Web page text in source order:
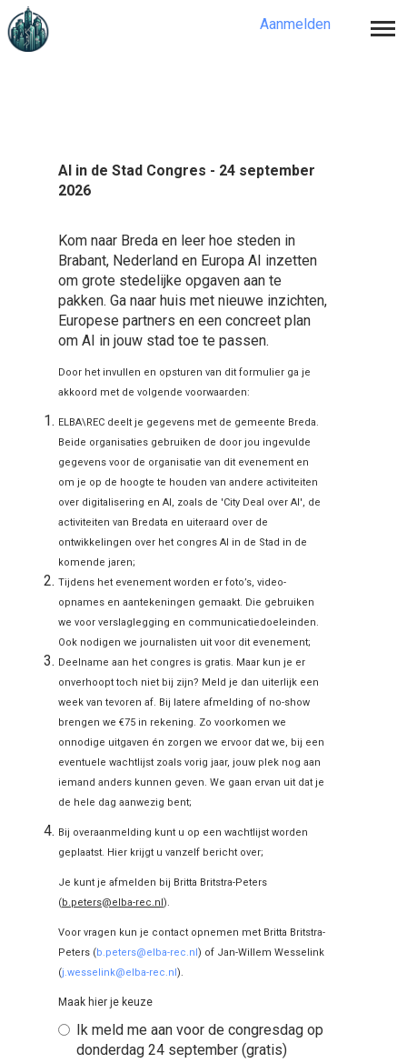
Aanmelden
AI in de Stad Congres - 24 september
2026
Kom naar Breda en leer hoe steden in
Brabant, Nederland en Europa AI inzetten
om grote stedelijke opgaven aan te
pakken. Ga naar huis met nieuwe inzichten,
Europese partners en een concreet plan
om AI in jouw stad toe te passen.
Door het invullen en opsturen van dit formulier ga je
akkoord met de volgende voorwaarden:
ELBA\REC deelt je gegevens met de gemeente Breda.
Beide organisaties gebruiken de door jou ingevulde
gegevens voor de organisatie van dit evenement en
om je op de hoogte te houden van andere activiteiten
over digitalisering en AI, zoals de 'City Deal over AI', de
activiteiten van Bredata en uiteraard over de
ontwikkelingen over het congres AI in de Stad in de
komende jaren;
Tijdens het evenement worden er foto’s, video-
opnames en aantekeningen gemaakt. Die gebruiken
we voor verslaglegging en communicatiedoeleinden.
Ook nodigen we journalisten uit voor dit evenement;
Deelname aan het congres is gratis. Maar kun je er
onverhoopt toch niet bij zijn? Meld je dan uiterlijk een
week van tevoren af. Bij latere afmelding of no-show
brengen we €75 in rekening. Zo voorkomen we
onnodige uitgaven én zorgen we ervoor dat we, bij een
eventuele wachtlijst zoals vorig jaar, jouw plek nog aan
iemand anders kunnen geven. We gaan ervan uit dat je
de hele dag aanwezig bent;
Bij overaanmelding kunt u op een wachtlijst worden
geplaatst. Hier krijgt u vanzelf bericht over;
Je kunt je afmelden bij Britta Britstra-Peters
(b.peters@elba-rec.nl).
Voor vragen kun je contact opnemen met Britta Britstra-
Peters (b.peters@elba-rec.nl) of Jan-Willem Wesselink
(j.wesselink@elba-rec.nl).
Maak hier je keuze
Ik meld me aan voor de congresdag op
donderdag 24 september (gratis)